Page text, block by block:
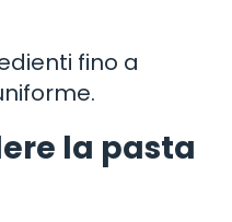
fino a
la pasta